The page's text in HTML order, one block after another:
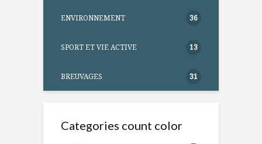
ENVIRONNEMENT 36
SPORT ET VIE ACTIVE 13
BREUVAGES 31
Categories count color